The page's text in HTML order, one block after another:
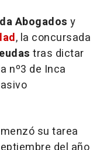
Abogados y
, la concursada
tras dictar
nº3 de Inca
su tarea